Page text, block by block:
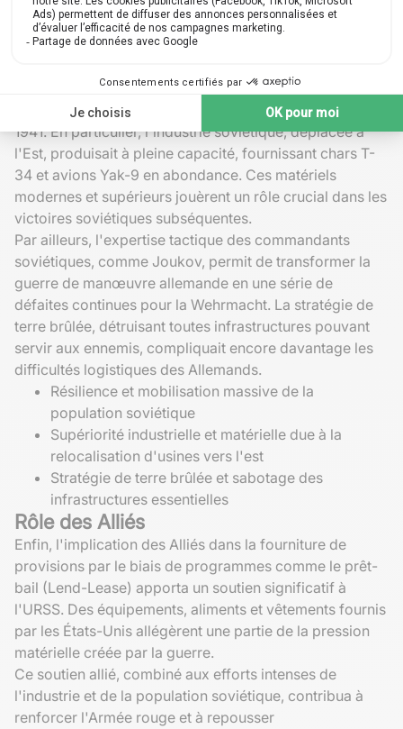
Une contre-offensive soviétique
Face aux échecs stratégiques allemands, l'URSS
organisa une contre-offensive puissante dès l'hiver
1941. En particulier, l'industrie soviétique, déplacée à
l'Est, produisait à pleine capacité, fournissant chars T-
34 et avions Yak-9 en abondance. Ces matériels
modernes et supérieurs jouèrent un rôle crucial dans les
victoires soviétiques subséquentes.
Par ailleurs, l'expertise tactique des commandants
soviétiques, comme Joukov, permit de transformer la
guerre de manœuvre allemande en une série de
défaites continues pour la Wehrmacht. La stratégie de
terre brûlée, détruisant toutes infrastructures pouvant
servir aux ennemis, compliquait encore davantage les
difficultés logistiques des Allemands.
Résilience et mobilisation massive de la
population soviétique
Supériorité industrielle et matérielle due à la
relocalisation d'usines vers l'est
Stratégie de terre brûlée et sabotage des
infrastructures essentielles
Rôle des Alliés
Enfin, l'implication des Alliés dans la fourniture de
provisions par le biais de programmes comme le prêt-
bail (Lend-Lease) apporta un soutien significatif à
l'URSS. Des équipements, aliments et vêtements fournis
par les États-Unis allégèrent une partie de la pression
matérielle créée par la guerre.
Ce soutien allié, combiné aux efforts intenses de
l'industrie et de la population soviétique, contribua à
renforcer l'Armée rouge et à repousser